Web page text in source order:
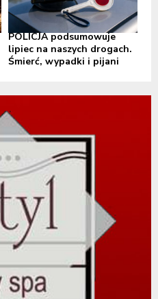
POLICJA podsumowuje
lipiec na naszych drogach.
Śmierć, wypadki i pijani